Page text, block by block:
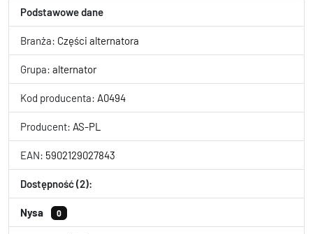
Podstawowe dane
Branża: Części alternatora
Grupa: alternator
Kod producenta: A0494
Producent: AS-PL
EAN: 5902129027843
Dostępność (2):
Nysa 0